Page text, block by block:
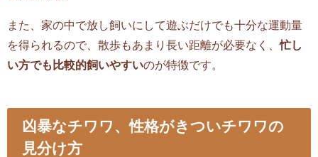
また、家の中で放し飼いにして遊ぶだけでも十分な運動量
を得られるので、散歩もあまり長い距離が必要なく、忙し
い方でも比較的飼いやすいのが特徴です。
凶暴なチワワ、性格がきついチワワの
見分け方